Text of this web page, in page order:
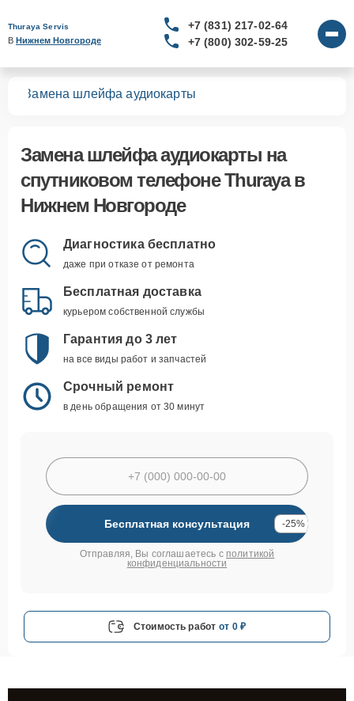
Thuraya Servis
В Нижнем Новгороде
+7 (831) 217-02-64
+7 (800) 302-59-25
Замена шлейфа аудиокарты
Замена шлейфа аудиокарты на
спутниковом телефоне Thuraya в
Нижнем Новгороде
Диагностика бесплатно
даже при отказе от ремонта
Бесплатная доставка
курьером собственной службы
Гарантия до 3 лет
на все виды работ и запчастей
Срочный ремонт
в день обращения от 30 минут
Бесплатная консультация -25%
Отправляя, Вы соглашаетесь с политикой
конфиденциальности
Стоимость работ от 0 ₽